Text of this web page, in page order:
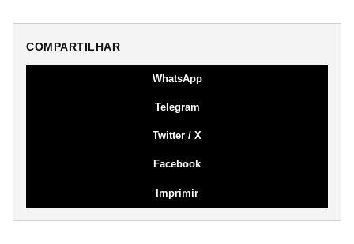
COMPARTILHAR
WhatsApp
Telegram
Twitter / X
Facebook
Imprimir